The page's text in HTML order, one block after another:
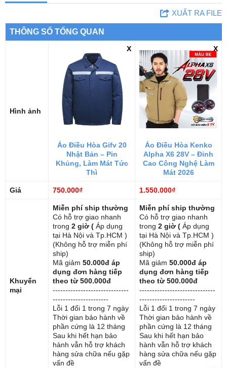
XUẤT RA FILE
THÔNG SỐ TỔNG QUAN
Hình ảnh
X
Áo Điều Hòa Gifv 20
Nhật Bản – Pin
Khủng, Làm Mát Tức
Thì
X
Áo Điều Hòa Kenko
Alpha X6 28V – Đỉnh
Cao Công Nghệ Làm
Mát 2026
Giá 750.000₫ 1.550.000₫
Khuyến
mại
Miễn phí ship thường
Có hỗ trợ giao nhanh
trong 2 giờ ( Áp dụng
tại Hà Nội và Tp.HCM )
(Không hỗ trợ miễn phí
ship)
Mã giảm 50.000đ áp
dụng đơn hàng tiếp
theo từ 500.000đ
------------------------------
----------------------
Lỗi 1 đổi 1 trong 7 ngày
Thời gian bảo hành về
phần cứng là 12 tháng
Sau khi hết hạn bảo
hành vẫn hỗ trợ khách
hàng sửa chữa nếu gặp
vấn đề
Miễn phí ship thường
Có hỗ trợ giao nhanh
trong 2 giờ ( Áp dụng
tại Hà Nội và Tp.HCM )
(Không hỗ trợ miễn phí
ship)
Mã giảm 50.000đ áp
dụng đơn hàng tiếp
theo từ 500.000đ
------------------------------
----------------------
Lỗi 1 đổi 1 trong 7 ngày
Thời gian bảo hành về
phần cứng là 12 tháng
Sau khi hết hạn bảo
hành vẫn hỗ trợ khách
hàng sửa chữa nếu gặp
vấn đề